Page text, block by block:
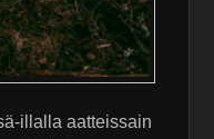
illalla aatteissain